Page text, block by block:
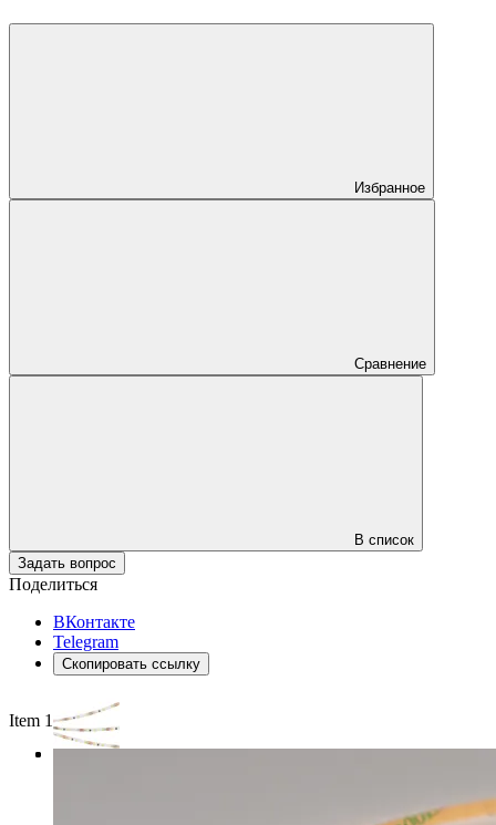
Избранное
Сравнение
В список
Задать вопрос
Поделиться
ВКонтакте
Telegram
Скопировать ссылку
Item 1 of 3